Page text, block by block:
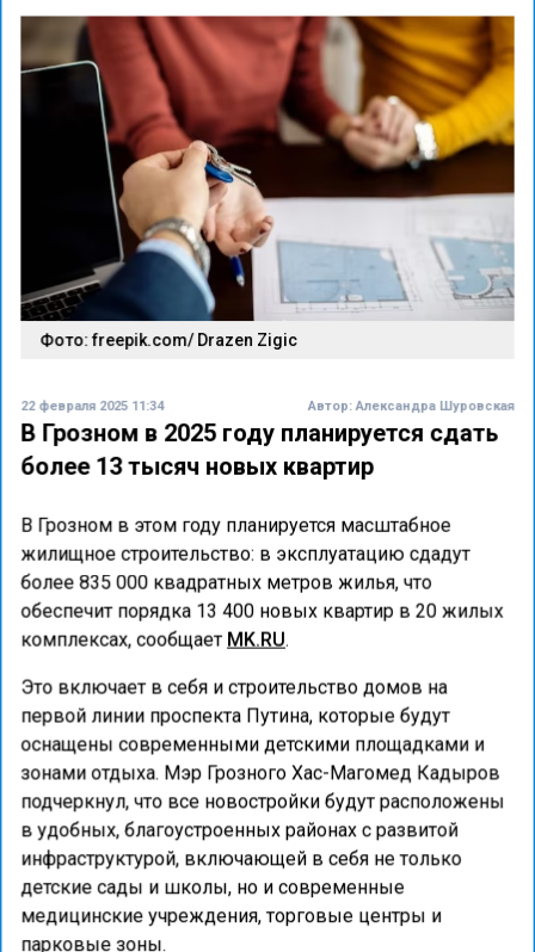
Фото: freepik.com/ Drazen Zigic
22 февраля 2025 11:34 Автор: Александра Шуровская
В Грозном в 2025 году планируется сдать
более 13 тысяч новых квартир
В Грозном в этом году планируется масштабное
жилищное строительство: в эксплуатацию сдадут
более 835 000 квадратных метров жилья, что
обеспечит порядка 13 400 новых квартир в 20 жилых
комплексах, сообщает MK.RU.
Это включает в себя и строительство домов на
первой линии проспекта Путина, которые будут
оснащены современными детскими площадками и
зонами отдыха. Мэр Грозного Хас-Магомед Кадыров
подчеркнул, что все новостройки будут расположены
в удобных, благоустроенных районах с развитой
инфраструктурой, включающей в себя не только
детские сады и школы, но и современные
медицинские учреждения, торговые центры и
парковые зоны.